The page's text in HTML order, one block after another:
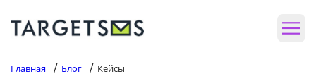
Главная / Блог / Кейсы